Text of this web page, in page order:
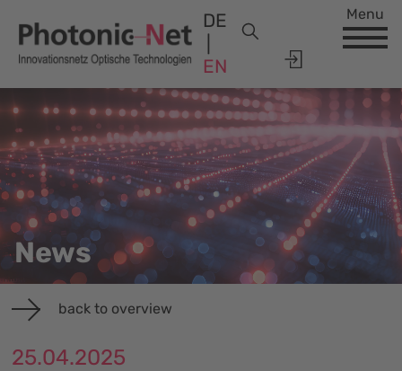
DE
EN
Menu
News
back to overview
25.04.2025